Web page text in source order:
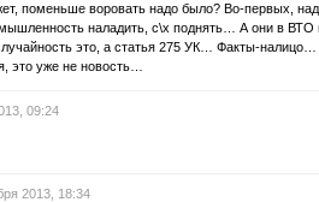
поменьше воровать надо было? Во-первых,
наладить, с\х поднять… А они в ВТО
это, а статья 275 УК… Факты-налицо…
это уже не новость…
09:24
2013, 18:34